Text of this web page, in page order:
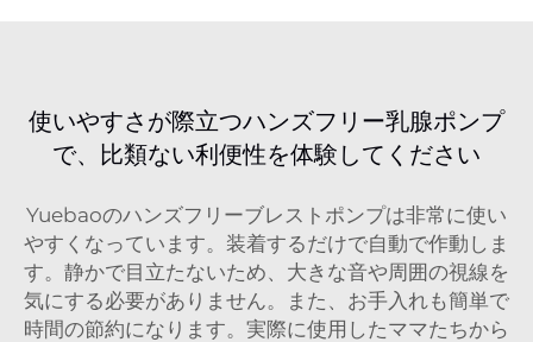
使いやすさが際立つハンズフリー乳腺ポンプ
で、比類ない利便性を体験してください
Yuebaoのハンズフリーブレストポンプは非常に使い
やすくなっています。装着するだけで自動で作動しま
す。静かで目立たないため、大きな音や周囲の視線を
気にする必要がありません。また、お手入れも簡単で
時間の節約になります。実際に使用したママたちから